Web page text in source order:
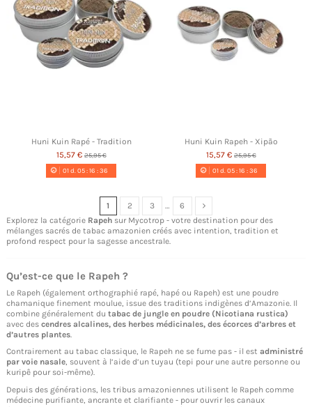
Huni Kuin Rapé - Tradition
15,57 € 25,95 €
01d. 05:16 :35
Huni Kuin Rapeh - Xipão
15,57 € 25,95 €
01d. 05:16 :35
1 2 3 …
6
Explorez la catégorie Rapeh sur Mycotrop - votre destination pour des
mélanges sacrés de tabac amazonien créés avec intention, tradition et
profond respect pour la sagesse ancestrale.
Qu’est-ce que le Rapeh ?
Le Rapeh (également orthographié rapé, hapé ou Rapeh) est une poudre
chamanique finement moulue, issue des traditions indigènes d’Amazonie. Il
combine généralement du tabac de jungle en poudre (Nicotiana rustica)
avec des cendres alcalines, des herbes médicinales, des écorces d’arbres et
d’autres plantes.
Contrairement au tabac classique, le Rapeh ne se fume pas - il est administré
par voie nasale, souvent à l’aide d’un tuyau (tepi pour une autre personne ou
kuripê pour soi-même).
Depuis des générations, les tribus amazoniennes utilisent le Rapeh comme
médecine purifiante, ancrante et clarifiante - pour ouvrir les canaux